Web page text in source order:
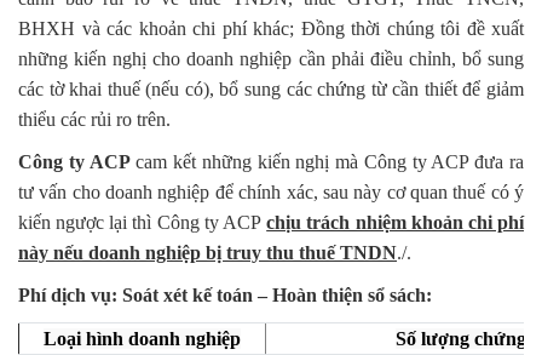
BHXH và các khoản chi phí khác; Đồng thời chúng tôi đề xuất
những kiến nghị cho doanh nghiệp cần phải điều chỉnh, bổ sung
các tờ khai thuế (nếu có), bổ sung các chứng từ cần thiết để giảm
thiểu các rủi ro trên.
Công ty ACPcam kết những kiến nghị mà Công ty ACP đưa ra
tư vấn cho doanh nghiệp để chính xác, sau này cơ quan thuế có ý
kiến ngược lại thì Công ty ACPchịu trách nhiệm khoản chi phí
này nếu doanh nghiệp bị truy thu thuế TNDN./.
Phí dịch vụ: Soát xét kế toán – Hoàn thiện sổ sách:
Loại hình doanh nghiệp
Số lượng chứng